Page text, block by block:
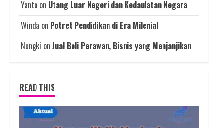
Yanto on Utang Luar Negeri dan Kedaulatan Negara
Winda on Potret Pendidikan di Era Milenial
Nungki on Jual Beli Perawan, Bisnis yang Menjanjikan
READ THIS